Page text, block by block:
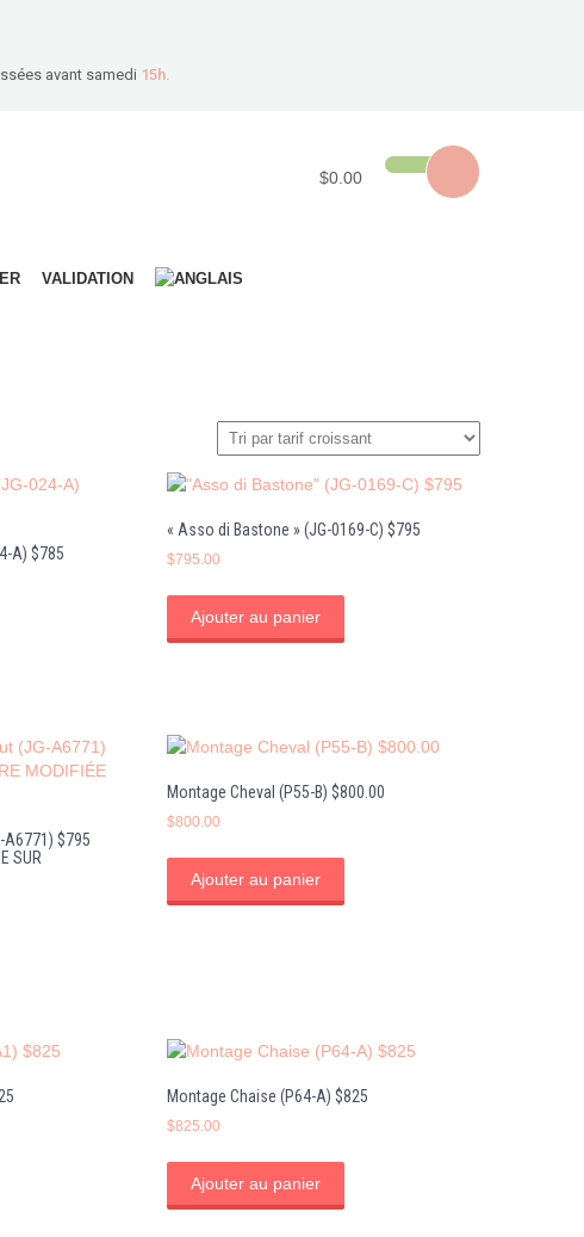
avant samedi 15h.
$0.00
VALIDATION
A) $785
« Asso di Bastone » (JG-0169-C) $795
$795.00
Ajouter au panier
$795
SUR
Montage Cheval (P55-B) $800.00
$800.00
Ajouter au panier
Montage Chaise (P64-A) $825
$825.00
Ajouter au panier